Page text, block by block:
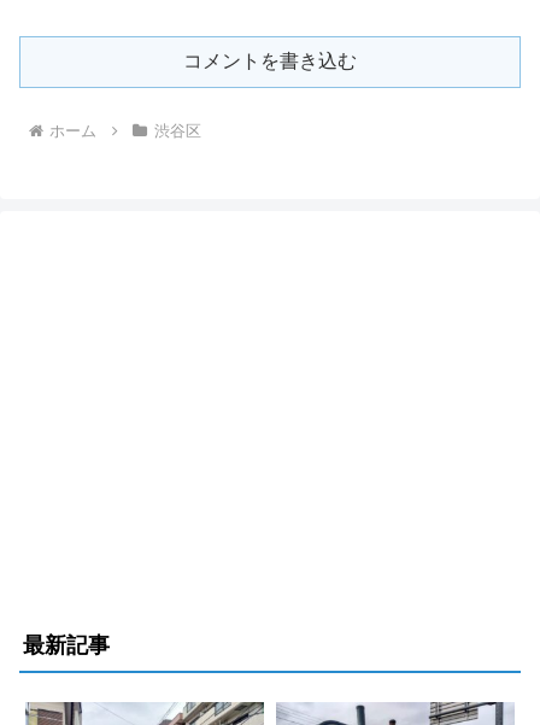
コメントを書き込む
ホーム 渋谷区
最新記事